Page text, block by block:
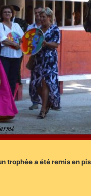
trophée a été remis en